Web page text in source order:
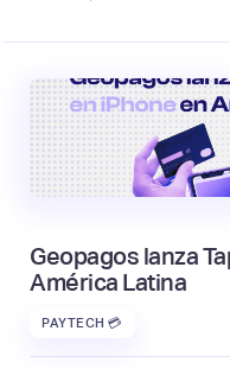
Geopagos lanza
América Latina
PAYTECH 💳